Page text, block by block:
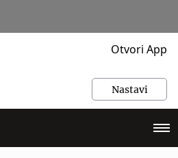
Otvori App
Nastavi